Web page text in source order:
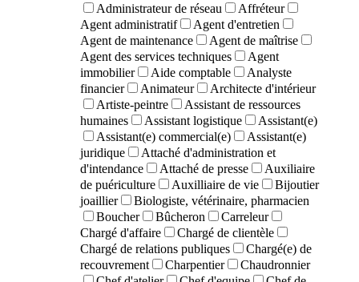
Administrateur de réseau
Affréteur
Agent administratif
Agent d'entretien
Agent de maintenance
Agent de maîtrise
Agent des services techniques
Agent
immobilier
Aide comptable
Analyste
financier
Animateur
Architecte d'intérieur
Artiste-peintre
Assistant de ressources
humaines
Assistant logistique
Assistant(e)
Assistant(e) commercial(e)
Assistant(e)
juridique
Attaché d'administration et
d'intendance
Attaché de presse
Auxiliaire
de puériculture
Auxilliaire de vie
Bijoutier
joaillier
Biologiste, vétérinaire, pharmacien
Boucher
Bûcheron
Carreleur
Chargé d'affaire
Chargé de clientèle
Chargé de relations publiques
Chargé(e) de
recouvrement
Charpentier
Chaudronnier